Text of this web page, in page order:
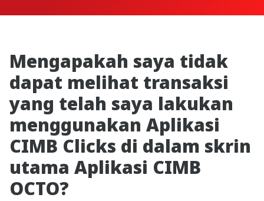
Mengapakah saya tidak
dapat melihat transaksi
yang telah saya lakukan
menggunakan Aplikasi
CIMB Clicks di dalam skrin
utama Aplikasi CIMB
OCTO?